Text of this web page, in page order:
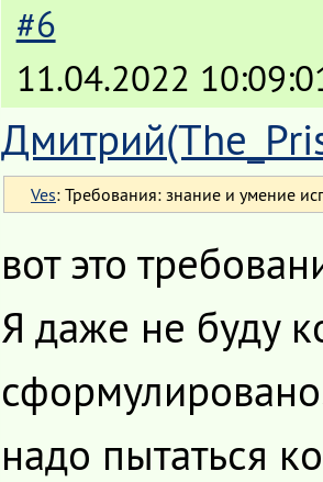
#6
11.04.2022
Ves: Требования: знание и умение
вот это
Я даже не буду
надо пытаться